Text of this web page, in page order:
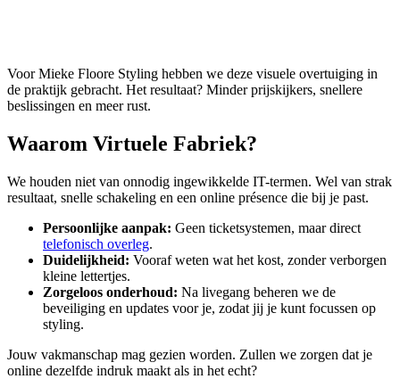
Voor Mieke Floore Styling hebben we deze visuele overtuiging in
de praktijk gebracht. Het resultaat? Minder prijskijkers, snellere
beslissingen en meer rust.
Waarom Virtuele Fabriek?
We houden niet van onnodig ingewikkelde IT-termen. Wel van strak
resultaat, snelle schakeling en een online présence die bij je past.
Persoonlijke aanpak: Geen ticketsystemen, maar direct
telefonisch overleg.
Duidelijkheid: Vooraf weten wat het kost, zonder verborgen
kleine lettertjes.
Zorgeloos onderhoud: Na livegang beheren we de
beveiliging en updates voor je, zodat jij je kunt focussen op
styling.
Jouw vakmanschap mag gezien worden. Zullen we zorgen dat je
online dezelfde indruk maakt als in het echt?